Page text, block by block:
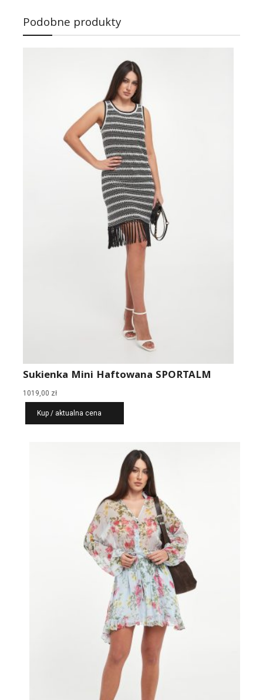
Podobne produkty
Sukienka Mini Haftowana SPORTALM
1019,00 zł
Kup / aktualna cena